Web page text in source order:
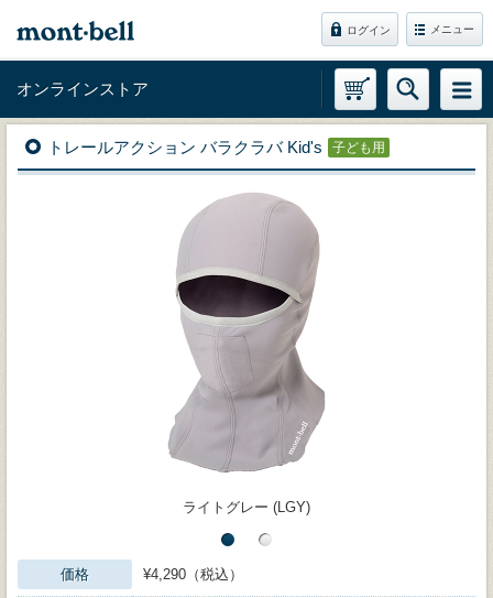
ログイン メニュー
オンラインストア
トレールアクション バラクラバ Kid's 子ども用
ライトグレー (LGY)
価格 ¥4,290（税込）